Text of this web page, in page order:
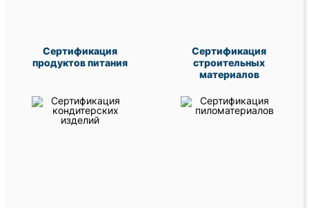
Сертификация
продуктов питания
Сертификация
строительных
материалов